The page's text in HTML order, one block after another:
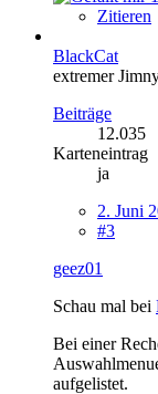
Zitieren
BlackCat
extremer
Beiträge
12.035
Karteneintrag
ja
2. Juni
#3
geez01
Schau mal bei
Bei einer
aufgelistet.